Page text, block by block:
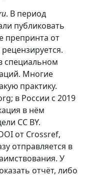
. В период
публиковать
препринта от
специальном
Многие
практику.
в России с 2019
в нём
CC BY.
от Crossref,
отправляется в
У
отчёт, либо